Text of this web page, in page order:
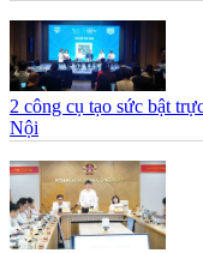
2 công cụ tạo sức bật
Nội